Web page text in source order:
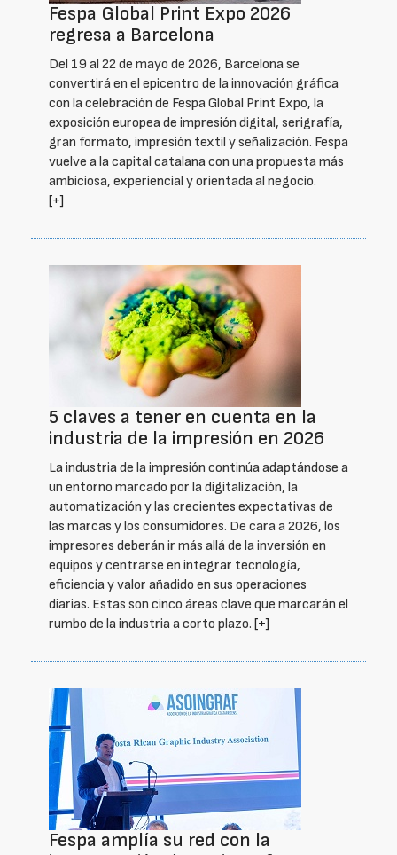
Fespa Global Print Expo 2026
regresa a Barcelona
Del 19 al 22 de mayo de 2026, Barcelona se
convertirá en el epicentro de la innovación gráfica
con la celebración de Fespa Global Print Expo, la
exposición europea de impresión digital, serigrafía,
gran formato, impresión textil y señalización. Fespa
vuelve a la capital catalana con una propuesta más
ambiciosa, experiencial y orientada al negocio.
[+]
5 claves a tener en cuenta en la
industria de la impresión en 2026
La industria de la impresión continúa adaptándose a
un entorno marcado por la digitalización, la
automatización y las crecientes expectativas de
las marcas y los consumidores. De cara a 2026, los
impresores deberán ir más allá de la inversión en
equipos y centrarse en integrar tecnología,
eficiencia y valor añadido en sus operaciones
diarias. Estas son cinco áreas clave que marcarán el
rumbo de la industria a corto plazo. [+]
Fespa amplía su red con la